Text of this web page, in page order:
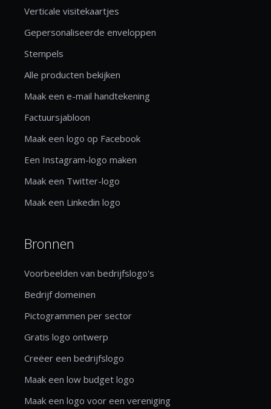
Verticale visitekaartjes
Gepersonaliseerde enveloppen
Stempels
Alle producten bekijken
Maak een e-mail handtekening
Factuursjabloon
Maak een logo op Facebook
Een Instagram-logo maken
Maak een Twitter-logo
Maak een Linkedin logo
Bronnen
Voorbeelden van bedrijfslogo's
Bedrijf domeinen
Pictogrammen per sector
Gratis logo ontwerp
Creëer een bedrijfslogo
Maak een low budget logo
Maak een logo voor een vereniging